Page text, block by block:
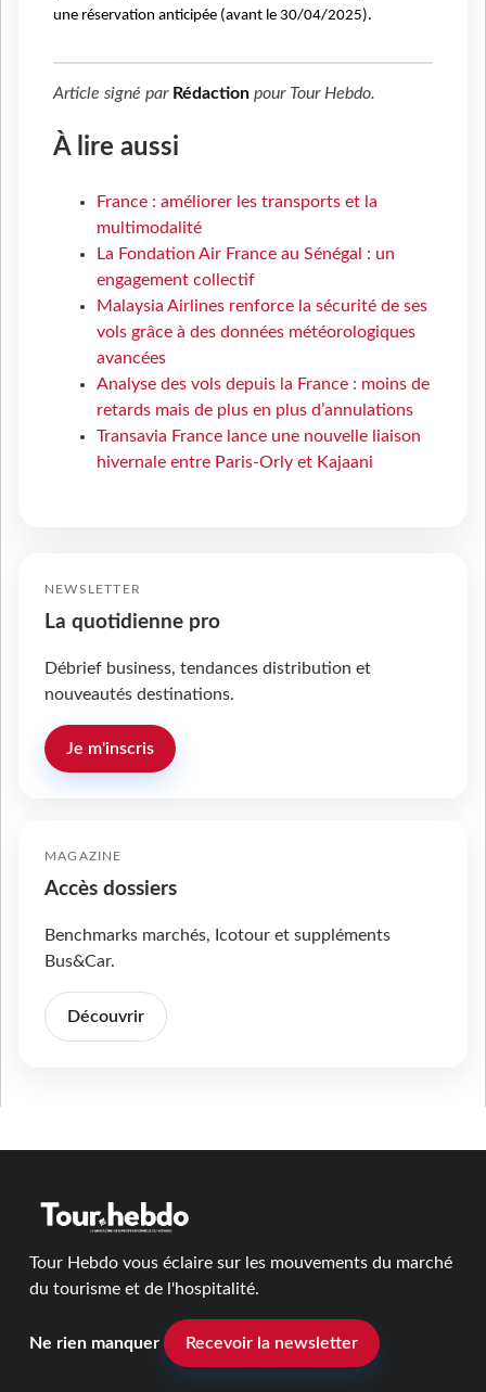
une réservation anticipée (avant le 30/04/2025).
Article signé par Rédaction pour Tour Hebdo.
À lire aussi
France : améliorer les transports et la
multimodalité
La Fondation Air France au Sénégal : un
engagement collectif
Malaysia Airlines renforce la sécurité de ses
vols grâce à des données météorologiques
avancées
Analyse des vols depuis la France : moins de
retards mais de plus en plus d’annulations
Transavia France lance une nouvelle liaison
hivernale entre Paris-Orly et Kajaani
NEWSLETTER
La quotidienne pro
Débrief business, tendances distribution et
nouveautés destinations.
Je m'inscris
MAGAZINE
Accès dossiers
Benchmarks marchés, Icotour et suppléments
Bus&Car.
Découvrir
Tour Hebdo vous éclaire sur les mouvements du marché
du tourisme et de l'hospitalité.
Ne rien manquer Recevoir la newsletter